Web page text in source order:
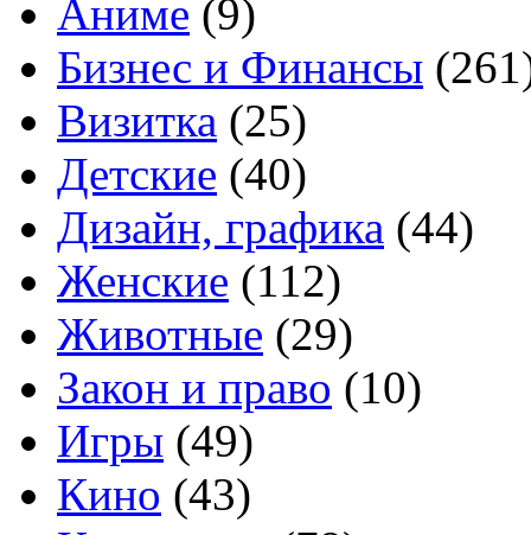
Аниме (9)
Бизнес и Финансы
Визитка (25)
Детские (40)
Дизайн, графика (44)
Женские (112)
Животные (29)
Закон и право (10)
Игры (49)
Кино (43)